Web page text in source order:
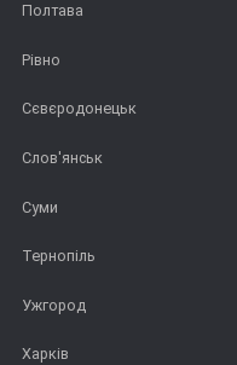
Полтава
Рівно
Сєвєродонецьк
Слов'янськ
Суми
Тернопіль
Ужгород
Харків